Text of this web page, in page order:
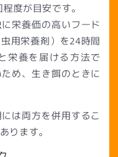
度が目安です。
に栄養価の高いフード
用栄養剤）を24時間
栄養を届ける方法で
め、生き餌のときに
は両方を併用するこ
ります。